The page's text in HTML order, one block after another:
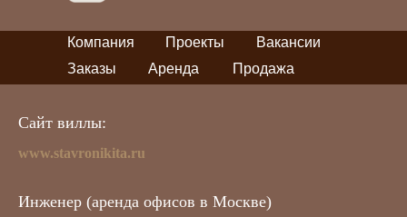
Компания Проекты
Вакансии
Заказы
Аренда Продажа
Сайт виллы:
www.stavronikita.ru
Инженер (аренда офисов в Москве)